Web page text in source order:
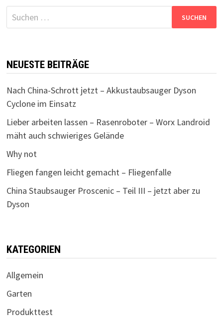
Suchen
nach:
NEUESTE BEITRÄGE
Nach China-Schrott jetzt – Akkustaubsauger Dyson
Cyclone im Einsatz
Lieber arbeiten lassen – Rasenroboter – Worx Landroid
mäht auch schwieriges Gelände
Why not
Fliegen fangen leicht gemacht – Fliegenfalle
China Staubsauger Proscenic – Teil III – jetzt aber zu
Dyson
KATEGORIEN
Allgemein
Garten
Produkttest